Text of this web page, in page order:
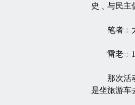
史﹑与民主
笔者﹕太
雷老
那次活动
是坐旅游车